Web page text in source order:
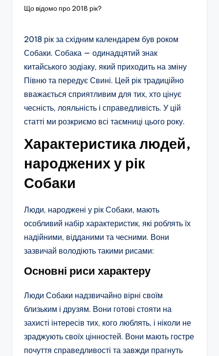
Що відомо про 2018 рік?
2018 рік за східним календарем був роком
Собаки. Собака — одинадцятий знак
китайського зодіаку, який приходить на зміну
Півню та передує Свині. Цей рік традиційно
вважається сприятливим для тих, хто цінує
чесність, лояльність і справедливість. У цій
статті ми розкриємо всі таємниці цього року.
Характеристика людей,
народжених у рік
Собаки
Люди, народжені у рік Собаки, мають
особливий набір характеристик, які роблять їх
надійними, відданими та чесними. Вони
зазвичай володіють такими рисами:
Основні риси характеру
Люди Собаки надзвичайно вірні своїм
близьким і друзям. Вони готові стояти на
захисті інтересів тих, кого люблять, і ніколи не
зраджують своїх цінностей. Вони мають гостре
почуття справедливості та завжди прагнуть